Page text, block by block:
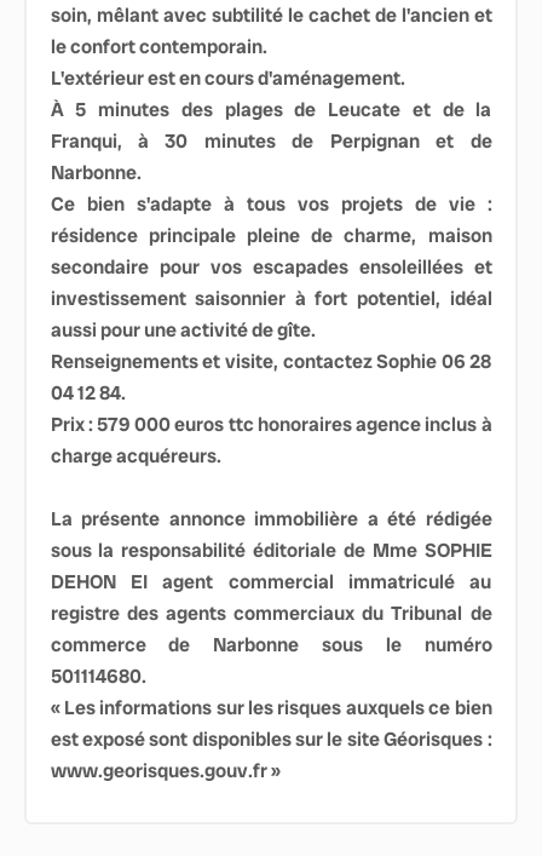
soin, mêlant avec subtilité le cachet de l'ancien et
le confort contemporain.
L'extérieur est en cours d'aménagement.
À 5 minutes des plages de Leucate et de la
Franqui, à 30 minutes de Perpignan et de
Narbonne.
Ce bien s'adapte à tous vos projets de vie :
résidence principale pleine de charme, maison
secondaire pour vos escapades ensoleillées et
investissement saisonnier à fort potentiel, idéal
aussi pour une activité de gîte.
Renseignements et visite, contactez Sophie 06 28
04 12 84.
Prix : 579 000 euros ttc honoraires agence inclus à
charge acquéreurs.
La présente annonce immobilière a été rédigée
sous la responsabilité éditoriale de Mme SOPHIE
DEHON EI agent commercial immatriculé au
registre des agents commerciaux du Tribunal de
commerce de Narbonne sous le numéro
501114680.
« Les informations sur les risques auxquels ce bien
est exposé sont disponibles sur le site Géorisques :
www.georisques.gouv.fr »